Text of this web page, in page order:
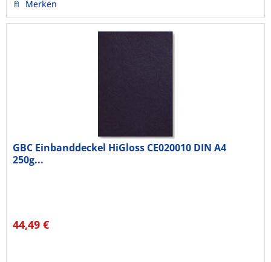
Merken
GBC Einbanddeckel HiGloss CE020010 DIN A4
250g...
44,49 €